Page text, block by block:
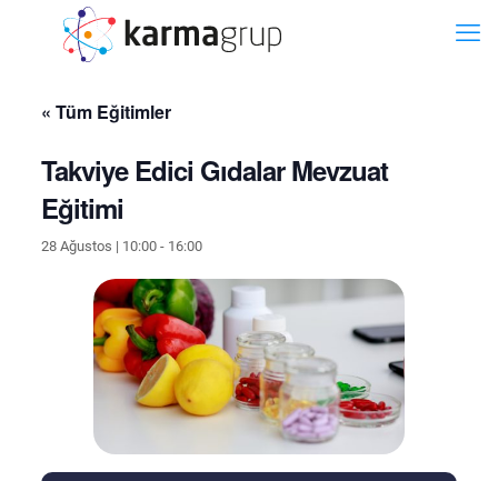
« Tüm Eğitimler
Takviye Edici Gıdalar Mevzuat
Eğitimi
28 Ağustos | 10:00- 16:00